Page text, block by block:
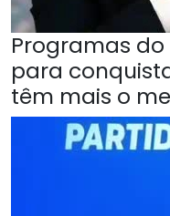
Programas
para
têm mais o